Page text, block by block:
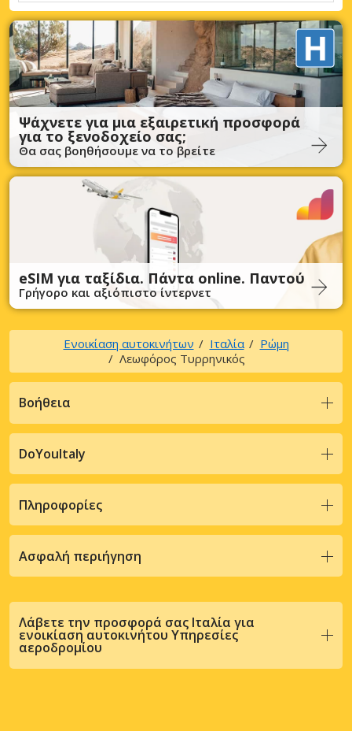
Ψάχνετε για μια εξαιρετική προσφορά
για το ξενοδοχείο σας;
Θα σας βοηθήσουμε να το βρείτε
eSIM για ταξίδια. Πάντα online. Παντού
Γρήγορο και αξιόπιστο ίντερνετ
Ενοικίαση αυτοκινήτων Ιταλία
Ρώμη
Λεωφόρος Τυρρηνικός
Βοήθεια
DoYouItaly
Πληροφορίες
Ασφαλή περιήγηση
Λάβετε την προσφορά σας Ιταλία για
ενοικίαση αυτοκινήτου Υπηρεσίες
αεροδρομίου